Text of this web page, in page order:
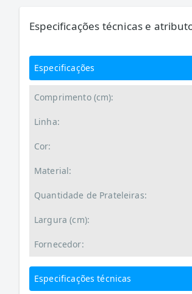
Especificações técnicas e
Especificações
Comprimento (cm):
Linha:
Cor:
Material:
Quantidade de Prateleiras:
Largura (cm):
Fornecedor:
Especificações técnicas